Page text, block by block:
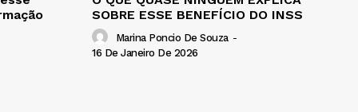
SOBRE ESSE BENEFÍCIO DO INSS
Marina Poncio De Souza -
16 De Janeiro De 2026